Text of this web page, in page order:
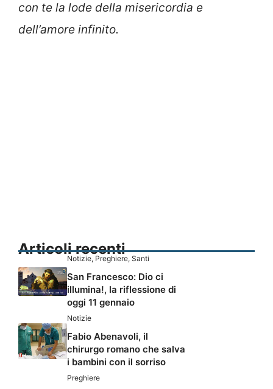
con te la lode della misericordia e
dell’amore infinito.
Articoli recenti
Notizie, Preghiere, Santi
San Francesco: Dio ci
illumina!, la riflessione di
oggi 11 gennaio
Notizie
Fabio Abenavoli, il
chirurgo romano che salva
i bambini con il sorriso
Preghiere